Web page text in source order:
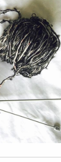
tiempo.
lugar y
el
posee
los